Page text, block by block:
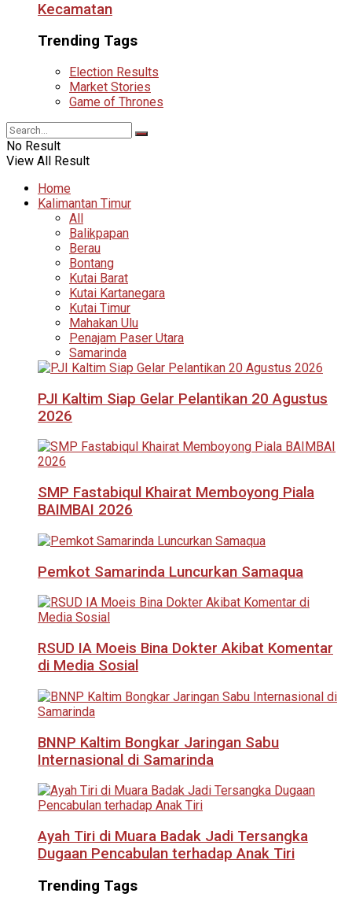
Kecamatan
Trending Tags
Election Results
Market Stories
Game of Thrones
No Result
View All Result
Home
Kalimantan Timur
All
Balikpapan
Berau
Bontang
Kutai Barat
Kutai Kartanegara
Kutai Timur
Mahakan Ulu
Penajam Paser Utara
Samarinda
PJI Kaltim Siap Gelar Pelantikan 20 Agustus
2026
SMP Fastabiqul Khairat Memboyong Piala
BAIMBAI 2026
Pemkot Samarinda Luncurkan Samaqua
RSUD IA Moeis Bina Dokter Akibat Komentar
di Media Sosial
BNNP Kaltim Bongkar Jaringan Sabu
Internasional di Samarinda
Ayah Tiri di Muara Badak Jadi Tersangka
Dugaan Pencabulan terhadap Anak Tiri
Trending Tags